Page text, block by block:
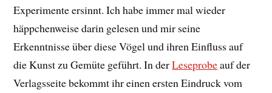
Experimente ersinnt. Ich habe immer mal wieder
häppchenweise darin gelesen und mir seine
Erkenntnisse über diese Vögel und ihren Einfluss auf
die Kunst zu Gemüte geführt. In derLeseprobeauf der
Verlagsseite bekommt ihr einen ersten Eindruck vom